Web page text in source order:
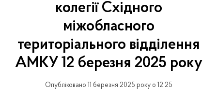
колегії Східного
міжобласного
територіального відділення
АМКУ 12 березня 2025 року
Опубліковано 11 березня 2025 року о 12:25